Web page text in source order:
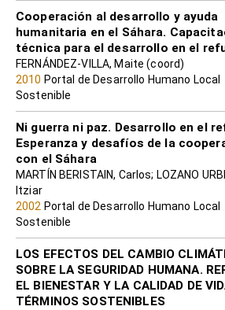
Cooperación al desarrollo y ayuda
humanitaria en el Sáhara.
técnica para el desarrollo en el
FERNÁNDEZ-VILLA, Maite (coord)
2010 Portal de Desarrollo Humano Local
Sostenible
Ni guerra ni paz. Desarrollo en el
Esperanza y desafíos de la
con el Sáhara
MARTÍN BERISTAIN, Carlos; LOZANO
Itziar
2002 Portal de Desarrollo Humano Local
Sostenible
LOS EFECTOS DEL CAMBIO
SOBRE LA SEGURIDAD HUMANA.
EL BIENESTAR Y LA CALIDAD DE
TÉRMINOS SOSTENIBLES